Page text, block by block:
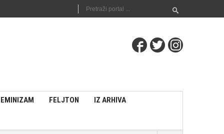
FELJTON IZ ARHIVA